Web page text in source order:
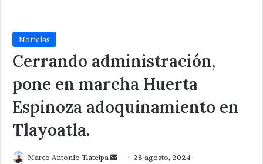
Noticias
Cerrando administración,
pone en marcha Huerta
Espinoza adoquinamiento en
Tlayoatla.
Marco Antonio Tlatelpa
Send 28 agosto, 2024